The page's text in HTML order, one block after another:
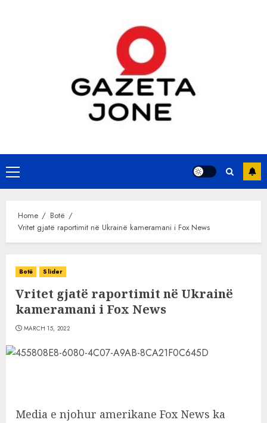
Primary
Menu
Home
Botë
Vritet gjatë raportimit në Ukrainë kameramani i Fox News
Botë Slider
Vritet gjatë raportimit në Ukrainë
kameramani i Fox News
MARCH 15, 2022
Media e njohur amerikane Fox News ka